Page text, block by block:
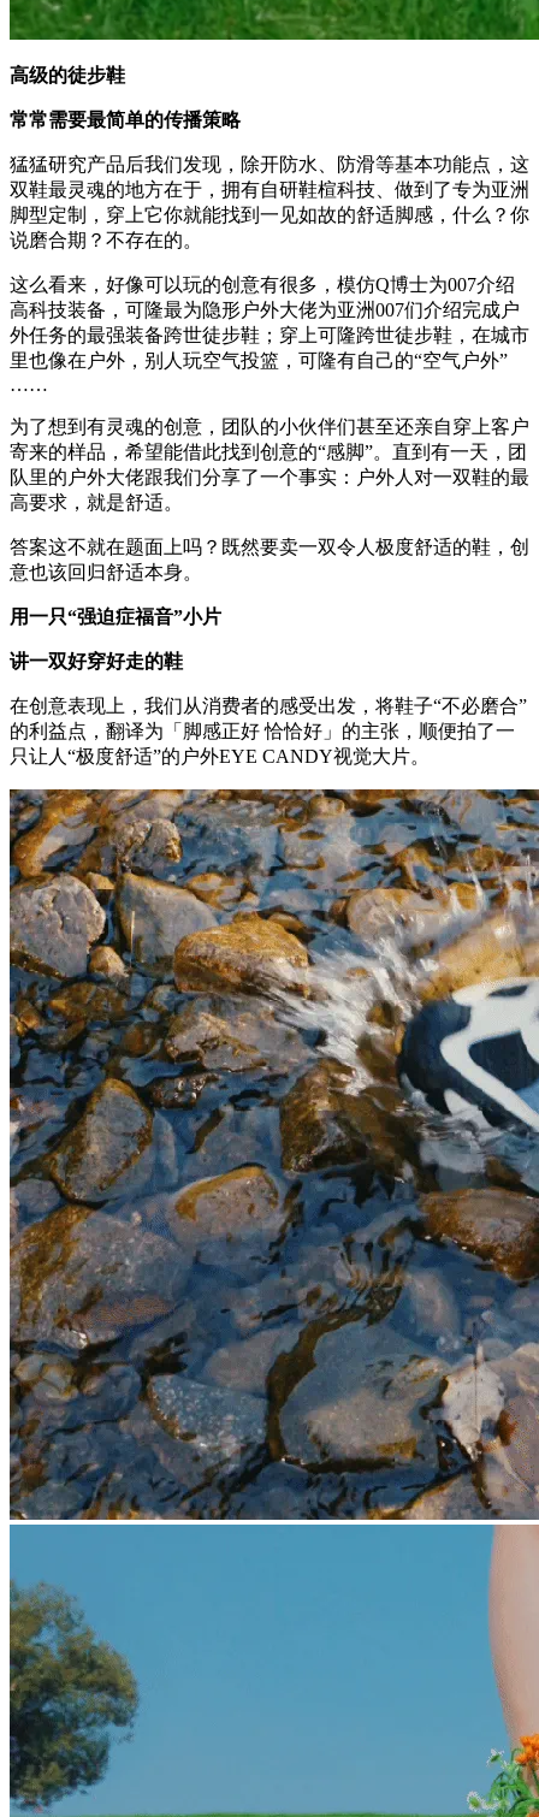
高级的徒步鞋
常常需要最简单的传播策略
猛猛研究产品后我们发现，除开防水、防滑等基本功能点，这
双鞋最灵魂的地方在于，拥有自研鞋楦科技、做到了专为亚洲
脚型定制，穿上它你就能找到一见如故的舒适脚感，什么？你
说磨合期？不存在的。
这么看来，好像可以玩的创意有很多，模仿Q博士为007介绍
高科技装备，可隆最为隐形户外大佬为亚洲007们介绍完成户
外任务的最强装备跨世徒步鞋；穿上可隆跨世徒步鞋，在城市
里也像在户外，别人玩空气投篮，可隆有自己的“空气户外”
……
为了想到有灵魂的创意，团队的小伙伴们甚至还亲自穿上客户
寄来的样品，希望能借此找到创意的“感脚”。直到有一天，团
队里的户外大佬跟我们分享了一个事实：户外人对一双鞋的最
高要求，就是舒适。
答案这不就在题面上吗？既然要卖一双令人极度舒适的鞋，创
意也该回归舒适本身。
用一只“强迫症福音”小片
讲一双好穿好走的鞋
在创意表现上，我们从消费者的感受出发，将鞋子“不必磨合”
的利益点，翻译为「脚感正好 恰恰好」的主张，顺便拍了一
只让人“极度舒适”的户外EYE CANDY视觉大片。